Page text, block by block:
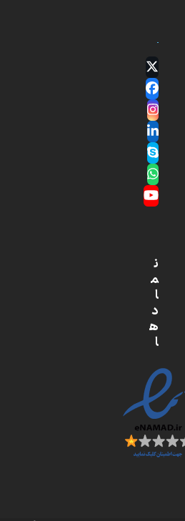
Twitter
(deprecated)
Facebook
Instagram
LinkedIn
Skype
Whatsapp
YouTube
ن
م
ا
د
ه
ا